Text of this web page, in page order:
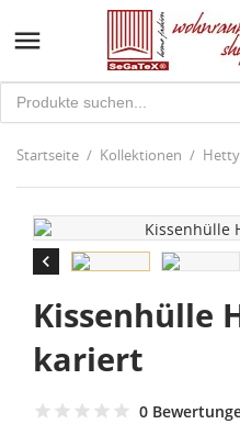

Startseite Kollektionen Hetty

Kissenhülle
kariert
0